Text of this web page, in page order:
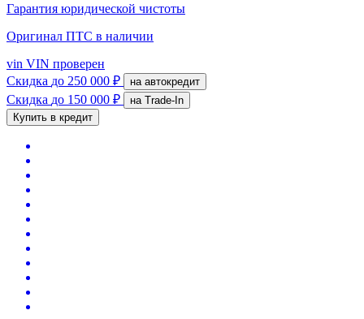
Гарантия юридической чистоты
Оригинал ПТС в наличии
vin VIN проверен
Скидка до 250 000 ₽ на автокредит
Скидка до 150 000 ₽
на Trade-In
Купить в кредит